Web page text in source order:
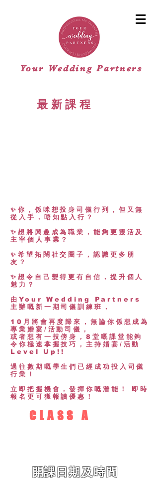
Your Wedding Partners
最新課程
✨你，係咪想投身司儀行列，但又無
從入手，唔知點入行？
✨想將興趣成為職業，能夠更靈活及
主宰個人事業？
✨希望拓闊社交圈子，認識更多朋
友？
✨想令自己變得更有自信，提升個人
魅力？
由Your Wedding Partners
主辦嘅新一期司儀訓練班，
10月將會再度歸來，無論你係想成為
專業婚宴/活動司儀，
或者想有一技傍身，8堂嘅課堂能夠
令你極速掌握技巧，主持婚宴/活動
Level Up!!
過往數期嘅學生們已經成功投入司儀
行業！
立即把握機會，發揮你嘅潛能！ 即時
報名更可獲報讀優惠！
CLASS A
​開課日期及時間